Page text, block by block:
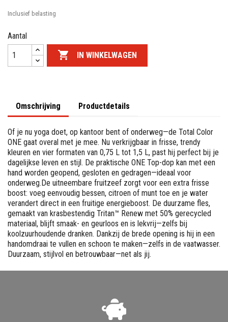
Inclusief belasting
Aantal
 IN WINKELWAGEN
Omschrijving Productdetails
Of je nu yoga doet, op kantoor bent of onderweg—de Total Color
ONE gaat overal met je mee. Nu verkrijgbaar in frisse, trendy
kleuren en vier formaten van 0,75 L tot 1,5 L, past hij perfect bij je
dagelijkse leven en stijl. De praktische ONE Top-dop kan met een
hand worden geopend, gesloten en gedragen—ideaal voor
onderweg.De uitneembare fruitzeef zorgt voor een extra frisse
boost: voeg eenvoudig bessen, citroen of munt toe en je water
verandert direct in een fruitige energieboost. De duurzame fles,
gemaakt van krasbestendig Tritan™ Renew met 50% gerecycled
materiaal, blijft smaak- en geurloos en is lekvrij—zelfs bij
koolzuurhoudende dranken. Dankzij de brede opening is hij in een
handomdraai te vullen en schoon te maken—zelfs in de vaatwasser.
Duurzaam, stijlvol en betrouwbaar—net als jij.